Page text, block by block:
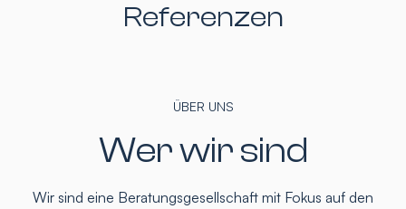
Referenzen
ÜBER UNS
Wer wir sind
Wir sind eine Beratungsgesellschaft mit Fokus auf den